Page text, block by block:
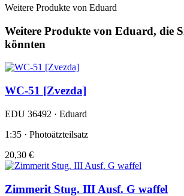
Weitere Produkte von Eduard
Weitere Produkte von Eduard, die
könnten
WC-51 [Zvezda]
EDU 36492 · Eduard
1:35 · Photoätzteilsatz
20,30 €
Zimmerit Stug. III Ausf. G waffel